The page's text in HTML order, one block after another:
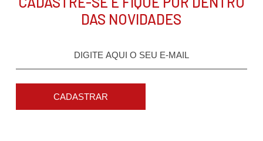
DAS NOVIDADES
CADASTRAR